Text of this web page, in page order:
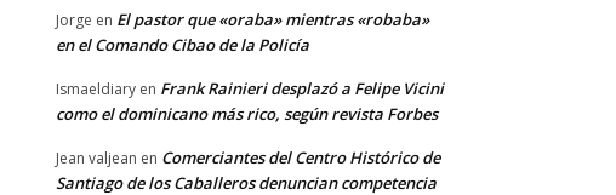
Jorge en El pastor que «oraba» mientras «robaba»
en el Comando Cibao de la Policía
Ismaeldiary en Frank Rainieri desplazó a Felipe Vicini
como el dominicano más rico, según revista Forbes
Jean valjean en Comerciantes del Centro Histórico de
Santiago de los Caballeros denuncian competencia